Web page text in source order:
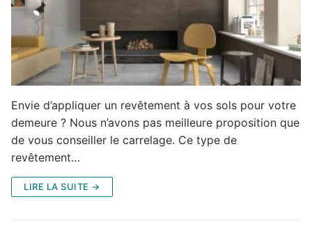
Envie d’appliquer un revêtement à vos sols pour votre
demeure ? Nous n’avons pas meilleure proposition que
de vous conseiller le carrelage. Ce type de
revêtement…
LIRE LA SUITE →